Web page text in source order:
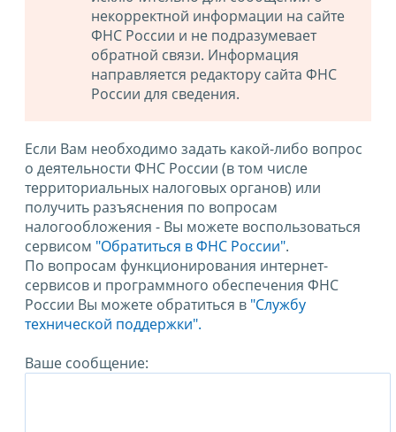
некорректной информации на сайте
ФНС России и не подразумевает
обратной связи. Информация
направляется редактору сайта ФНС
России для сведения.
Если Вам необходимо задать какой-либо вопрос
о деятельности ФНС России (в том числе
территориальных налоговых органов) или
получить разъяснения по вопросам
налогообложения - Вы можете воспользоваться
сервисом "Обратиться в ФНС России".
По вопросам функционирования интернет-
сервисов и программного обеспечения ФНС
России Вы можете обратиться в "Службу
технической поддержки".
Ваше сообщение: